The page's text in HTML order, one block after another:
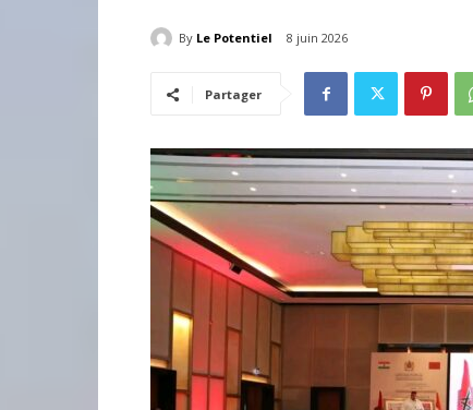
By Le Potentiel 8 juin 2026
Partager